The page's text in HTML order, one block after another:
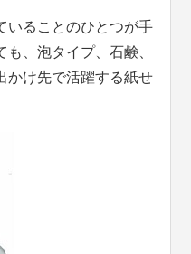
いることのひとつが手
、泡タイプ、石鹸、
かけ先で活躍する紙せ